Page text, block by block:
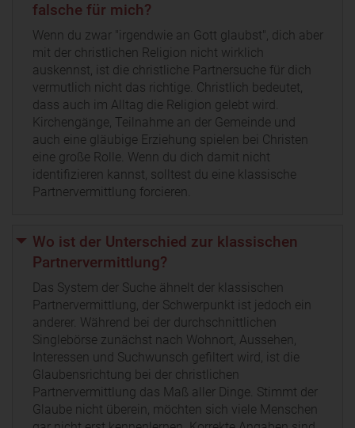
falsche für mich?
Wenn du zwar "irgendwie an Gott glaubst", dich aber
mit der christlichen Religion nicht wirklich
auskennst, ist die christliche Partnersuche für dich
vermutlich nicht das richtige. Christlich bedeutet,
dass auch im Alltag die Religion gelebt wird.
Kirchengänge, Teilnahme an der Gemeinde und
auch eine gläubige Erziehung spielen bei Christen
eine große Rolle. Wenn du dich damit nicht
identifizieren kannst, solltest du eine klassische
Partnervermittlung forcieren.
Wo ist der Unterschied zur klassischen
Partnervermittlung?
Das System der Suche ähnelt der klassischen
Partnervermittlung, der Schwerpunkt ist jedoch ein
anderer. Während bei der durchschnittlichen
Singlebörse zunächst nach Wohnort, Aussehen,
Interessen und Suchwunsch gefiltert wird, ist die
Glaubensrichtung bei der christlichen
Partnervermittlung das Maß aller Dinge. Stimmt der
Glaube nicht überein, möchten sich viele Menschen